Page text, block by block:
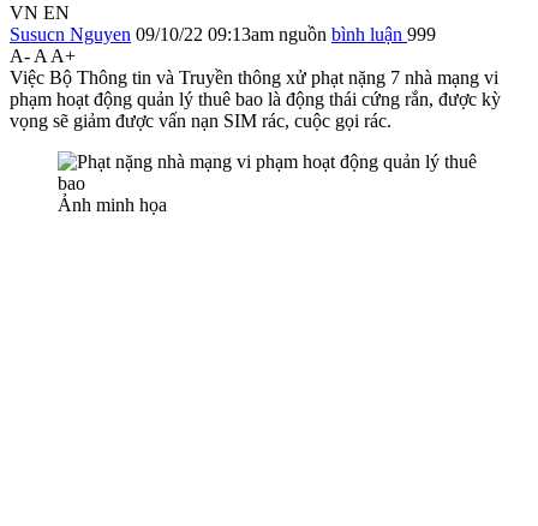
VN EN
Susucn Nguyen 09/10/22 09:13am nguồn bình luận 999
A- A A+
Việc Bộ Thông tin và Truyền thông xử phạt nặng 7 nhà mạng vi
phạm hoạt động quản lý thuê bao là động thái cứng rắn, được kỳ
vọng sẽ giảm được vấn nạn SIM rác, cuộc gọi rác.
Ảnh minh họa